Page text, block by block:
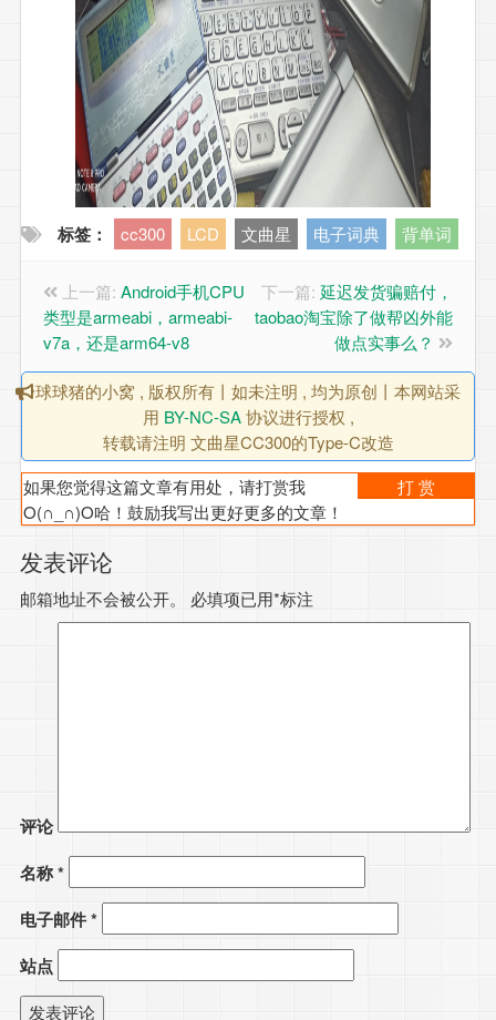
标签： cc300 LCD 文曲星 电子词典 背单词
上一篇: Android手机CPU
类型是armeabi，armeabi-
v7a，还是arm64-v8
下一篇:延迟发货骗赔付，
taobao淘宝除了做帮凶外能
做点实事么？
球球猪的小窝 , 版权所有丨如未注明 , 均为原创丨本网站采
用 BY-NC-SA协议进行授权 ,
转载请注明 文曲星CC300的Type-C改造
打 赏
如果您觉得这篇文章有用处，请打赏我
O(∩_∩)O哈！鼓励我写出更好更多的文章！
发表评论
邮箱地址不会被公开。 必填项已用*标注
评论
名称*
电子邮件*
站点